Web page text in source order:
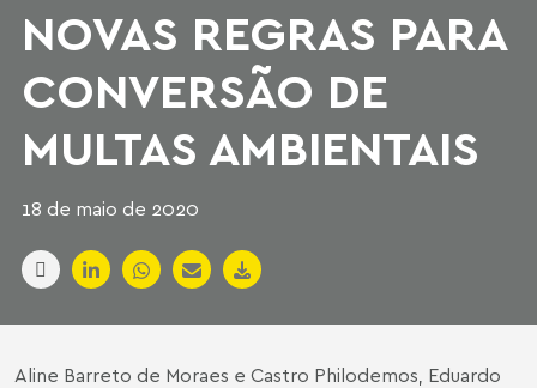
NOVAS REGRAS PARA
CONVERSÃO DE
MULTAS AMBIENTAIS
18 de maio de 2020
Aline Barreto de Moraes e Castro Philodemos Eduardo